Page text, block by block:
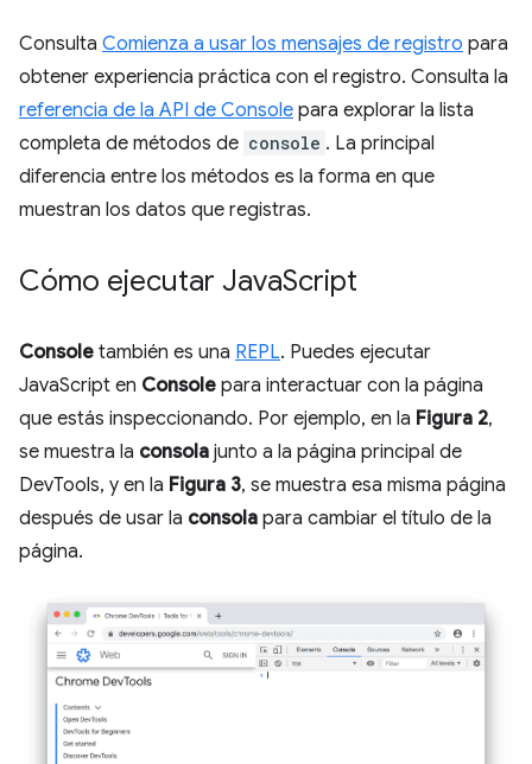
Consulta Comienza a usar los mensajes de registro para
obtener experiencia práctica con el registro. Consulta la
referencia de la API de Console para explorar la lista
completa de métodos de console . La principal
diferencia entre los métodos es la forma en que
muestran los datos que registras.
Cómo ejecutar JavaScript
Console también es una REPL. Puedes ejecutar
JavaScript en Console para interactuar con la página
que estás inspeccionando. Por ejemplo, en la Figura 2,
se muestra la consola junto a la página principal de
DevTools, y en la Figura 3, se muestra esa misma página
después de usar la consola para cambiar el título de la
página.